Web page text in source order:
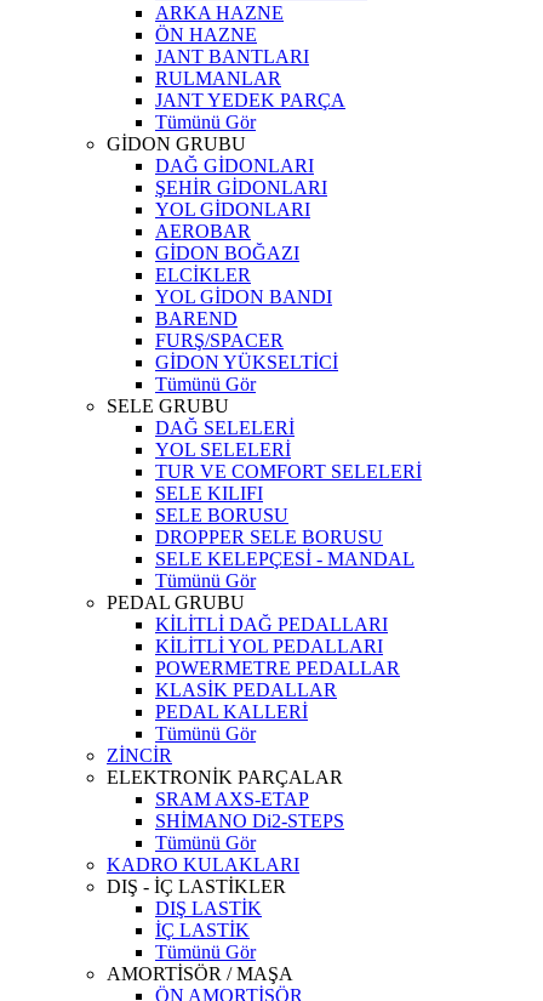
ARKA HAZNE
ÖN HAZNE
JANT BANTLARI
RULMANLAR
JANT YEDEK PARÇA
Tümünü Gör
GİDON GRUBU
DAĞ GİDONLARI
ŞEHİR GİDONLARI
YOL GİDONLARI
AEROBAR
GİDON BOĞAZI
ELCİKLER
YOL GİDON BANDI
BAREND
FURŞ/SPACER
GİDON YÜKSELTİCİ
Tümünü Gör
SELE GRUBU
DAĞ SELELERİ
YOL SELELERİ
TUR VE COMFORT SELELERİ
SELE KILIFI
SELE BORUSU
DROPPER SELE BORUSU
SELE KELEPÇESİ - MANDAL
Tümünü Gör
PEDAL GRUBU
KİLİTLİ DAĞ PEDALLARI
KİLİTLİ YOL PEDALLARI
POWERMETRE PEDALLAR
KLASİK PEDALLAR
PEDAL KALLERİ
Tümünü Gör
ZİNCİR
ELEKTRONİK PARÇALAR
SRAM AXS-ETAP
SHİMANO Di2-STEPS
Tümünü Gör
KADRO KULAKLARI
DIŞ - İÇ LASTİKLER
DIŞ LASTİK
İÇ LASTİK
Tümünü Gör
AMORTİSÖR / MAŞA
ÖN AMORTİSÖR